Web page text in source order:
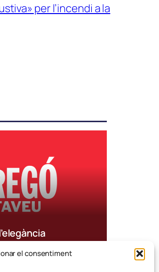
el consentiment
per l’incendi a la